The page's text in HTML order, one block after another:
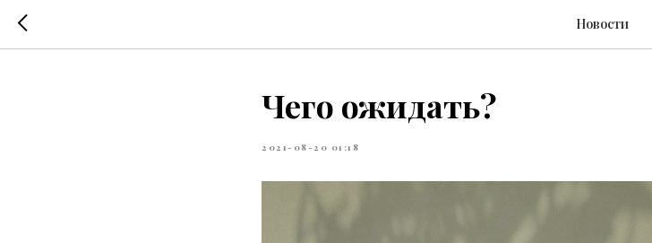
Новости
Чего ожидать?
2021-08-20 01:18